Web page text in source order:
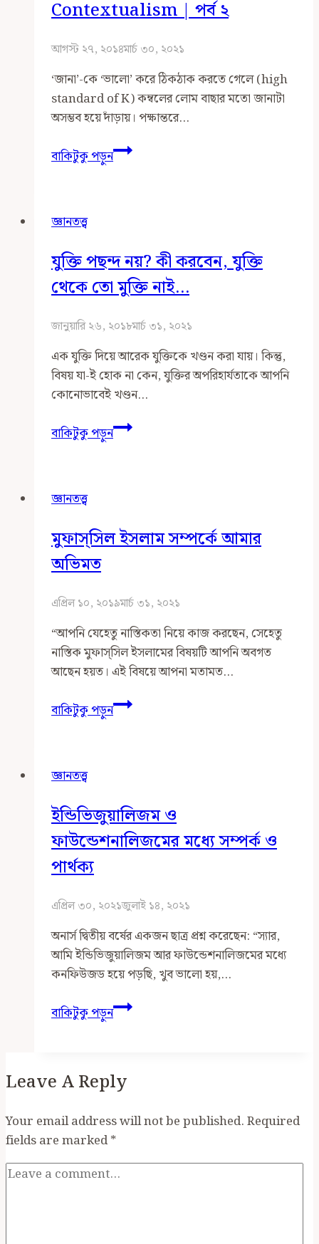
অন্তঃসম্পর্ক
Contextualism | পর্ব ২
আগস্ট ২৭, ২০১৪মার্চ ৩০, ২০২১
‘জানা’-কে ‘ভালো’ করে ঠিকঠাক করতে গেলে (high
standard of K) কম্বলের লোম বাছার মতো জানাটা
অসম্ভব হয়ে দাঁড়ায়। পক্ষান্তরে…
বাকিটুকু পড়ুনসংশয়বাদবিরোধী
যুক্তি:
জ্ঞানতত্ত্ব
যুক্তি পছন্দ নয়? কী করবেন, যুক্তি
থেকে তো মুক্তি নাই…
জানুয়ারি ২৬, ২০১৮মার্চ ৩১, ২০২১
এক যুক্তি দিয়ে আরেক যুক্তিকে খণ্ডন করা যায়। কিন্তু,
বিষয় যা-ই হোক না কেন, যুক্তির অপরিহার্যতাকে আপনি
কোনোভাবেই খণ্ডন…
বাকিটুকু পড়ুনযুক্তি
পছন্দ
থেকে
নাই…
জ্ঞানতত্ত্ব
মুফাস্সিল ইসলাম সম্পর্কে আমার
অভিমত
এপ্রিল ১০, ২০১৯মার্চ ৩১, ২০২১
“আপনি যেহেতু নাস্তিকতা নিয়ে কাজ করছেন, সেহেতু
নাস্তিক মুফাস্সিল ইসলামের বিষয়টি আপনি অবগত
আছেন হয়ত। এই বিষয়ে আপনা মতামত…
বাকিটুকু পড়ুনমুফাস্সিল
ইসলাম
জ্ঞানতত্ত্ব
ইন্ডিভিজুয়ালিজম ও
ফাউন্ডেশনালিজমের মধ্যে সম্পর্ক ও
পার্থক্য
এপ্রিল ৩০, ২০২১জুলাই ১৪, ২০২১
অনার্স দ্বিতীয় বর্ষের একজন ছাত্র প্রশ্ন করেছেন: ‍“স্যার,
আমি ইন্ডিভিজুয়ালিজম আর ফাউন্ডেশনালিজমের মধ্যে
কনফিউজড হয়ে পড়ছি, খুব ভালো হয়,…
বাকিটুকু পড়ুনইন্ডিভিজুয়ালিজম
ও
সম্পর্ক
পার্থক্য
Leave A Reply
Your email address will not be published.Required
fields are marked*